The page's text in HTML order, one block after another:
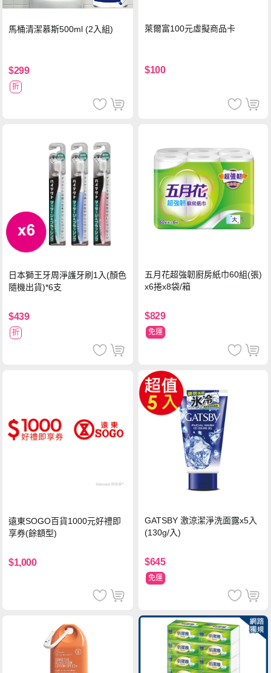
馬桶清潔慕斯500ml (2入組)
$299
折
萊爾富100元虛擬商品卡
$100
日本獅王牙周淨護牙刷1入(顏色
隨機出貨)*6支
$439
折
五月花超強韌廚房紙巾60組(張)
x6捲x8袋/箱
$829
免運
遠東SOGO百貨1000元好禮即
享券(餘額型)
$1,000
GATSBY 激涼潔淨洗面露x5入
(130g/入)
$645
免運